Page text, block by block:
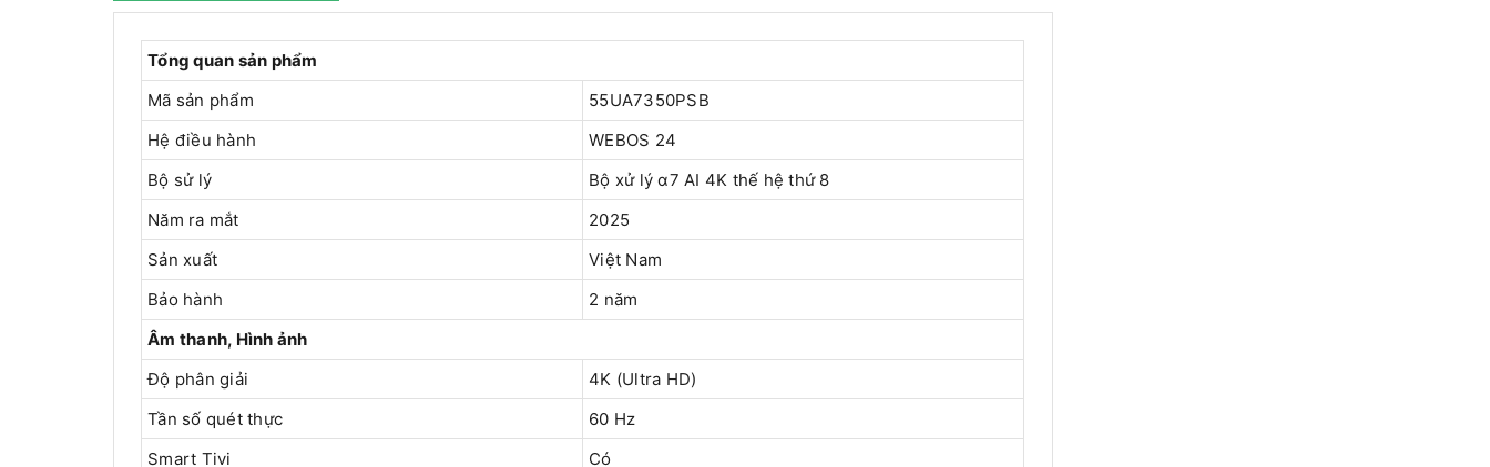
Tổng quan sản phẩm
Mã sản phẩm
55UA7350PSB
Hệ điều hành
WEBOS 24
Bộ sử lý
Bộ xử lý α7 AI 4K thế hệ thứ 8
Năm ra mắt
2025
Sản xuất
Việt Nam
Bảo hành
2 năm
Âm thanh, Hình ảnh
Độ phân giải
4K (Ultra HD)
Tần số quét thực
60 Hz
Smart Tivi
Có